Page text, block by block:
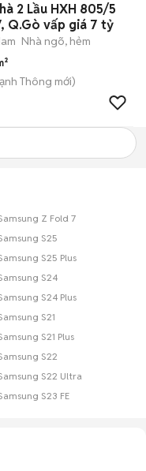
2 Lầu HXH 805/5
Q.Gò vấp giá 7 tỷ
Nhà ngõ, hẻm
Thông mới)
Z Fold 7
S25
S25 Plus
S24
S24 Plus
S21
S21 Plus
S22
S22 Ultra
S23 FE